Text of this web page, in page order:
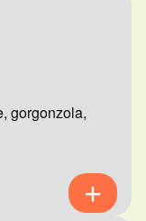
gorgonzola,